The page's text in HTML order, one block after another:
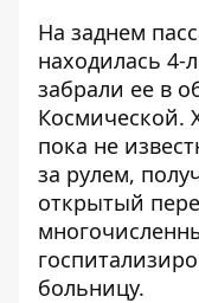
На заднем
находилась 4-
забрали ее в
Космической.
пока не
за рулем,
открытый
больницу.